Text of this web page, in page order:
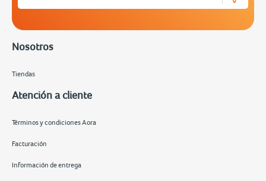
Nosotros
Tiendas
Atención a cliente
Términos y condiciones Aora
Facturación
Información de entrega